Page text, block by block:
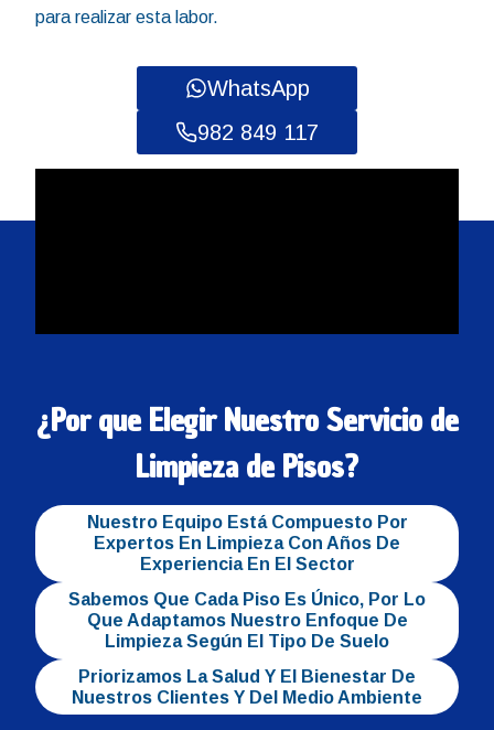
para realizar esta labor.
WhatsApp
982 849 117
¿Por que Elegir Nuestro Servicio de
Limpieza de Pisos?
Nuestro Equipo Está Compuesto Por
Expertos En Limpieza Con Años De
Experiencia En El Sector
Sabemos Que Cada Piso Es Único, Por Lo
Que Adaptamos Nuestro Enfoque De
Limpieza Según El Tipo De Suelo
Priorizamos La Salud Y El Bienestar De
Nuestros Clientes Y Del Medio Ambiente